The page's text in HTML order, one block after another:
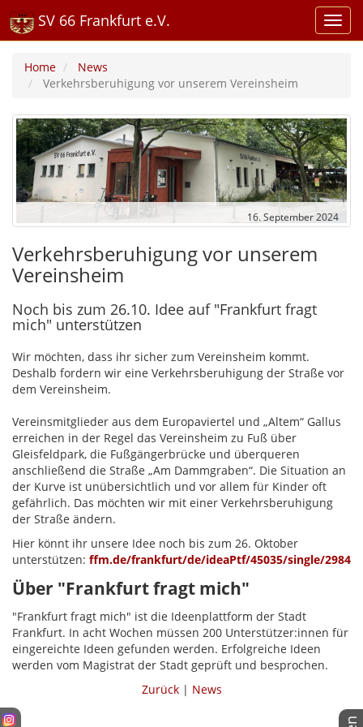
SV 66 Frankfurt e.V.
Home
News
Verkehrsberuhigung vor unserem Vereinsheim
16. September 2024
Verkehrsberuhigung vor unserem
Vereinsheim
Noch bis zum 26.10. Idee auf "Frankfurt fragt
mich" unterstützen
Wir möchten, dass ihr sicher zum Vereinsheim kommt.
Deshalb fordern wir eine Verkehrsberuhigung der Straße vor
dem Vereinsheim.
Vereinsmitglieder aus dem Europaviertel und „Altem“ Gallus
erreichen in der Regel das Vereinsheim zu Fuß über
Gleisfeldpark, die Fußgängerbrücke und überqueren
anschließend die Straße „Am Dammgraben“. Die Situation an
der Kurve ist unübersichtlich und vor allem für Kinder oft
gefährlich. Das möchten wir mit einer Verkehrsberuhigung
der Straße ändern.
Hier könnt ihr unsere Idee noch bis zum 26. Oktober
unterstützen: ffm.de/frankfurt/de/ideaPtf/45035/single/2984
Über "Frankfurt fragt mich"
"Frankfurt fragt mich" ist die Ideenplattform der Stadt
Frankfurt. In acht Wochen müssen 200 Unterstützer:innen für
eingereichte Ideen gefunden werden. Erfolgreiche Ideen
werden vom Magistrat der Stadt geprüft und besprochen.
Zurück | News